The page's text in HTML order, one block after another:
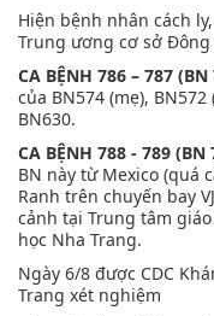
Hiện bệnh nhân cách
Trung ương cơ sở Đông
CA BỆNH 786 – 787
của BN574 (mẹ), BN572
BN630.
CA BỆNH 788 - 789
BN này từ Mexico (quá
Ranh trên chuyến bay
cảnh tại Trung tâm
học Nha Trang.
Ngày 6/8 được CDC
Trang xét nghiệm